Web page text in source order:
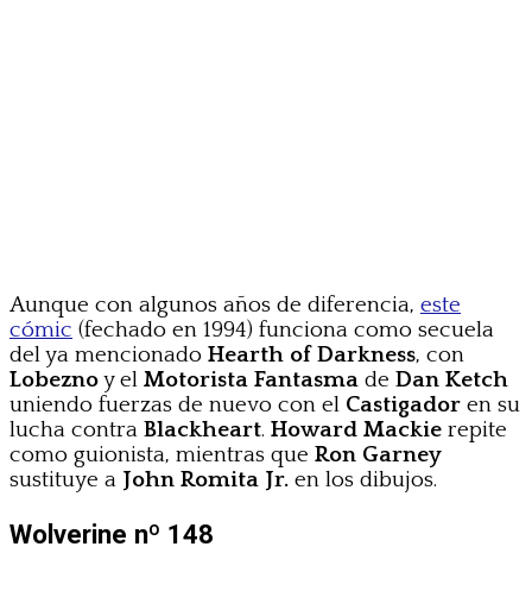
Aunque con algunos años de diferencia, este
cómic (fechado en 1994) funciona como secuela
del ya mencionado Hearth of Darkness, con
Lobeznoy el Motorista Fantasma de Dan Ketch
uniendo fuerzas de nuevo con el Castigador en su
lucha contra Blackheart. Howard Mackie repite
como guionista, mientras que Ron Garney
sustituye a John Romita Jr. en los dibujos.
Wolverine nº 148